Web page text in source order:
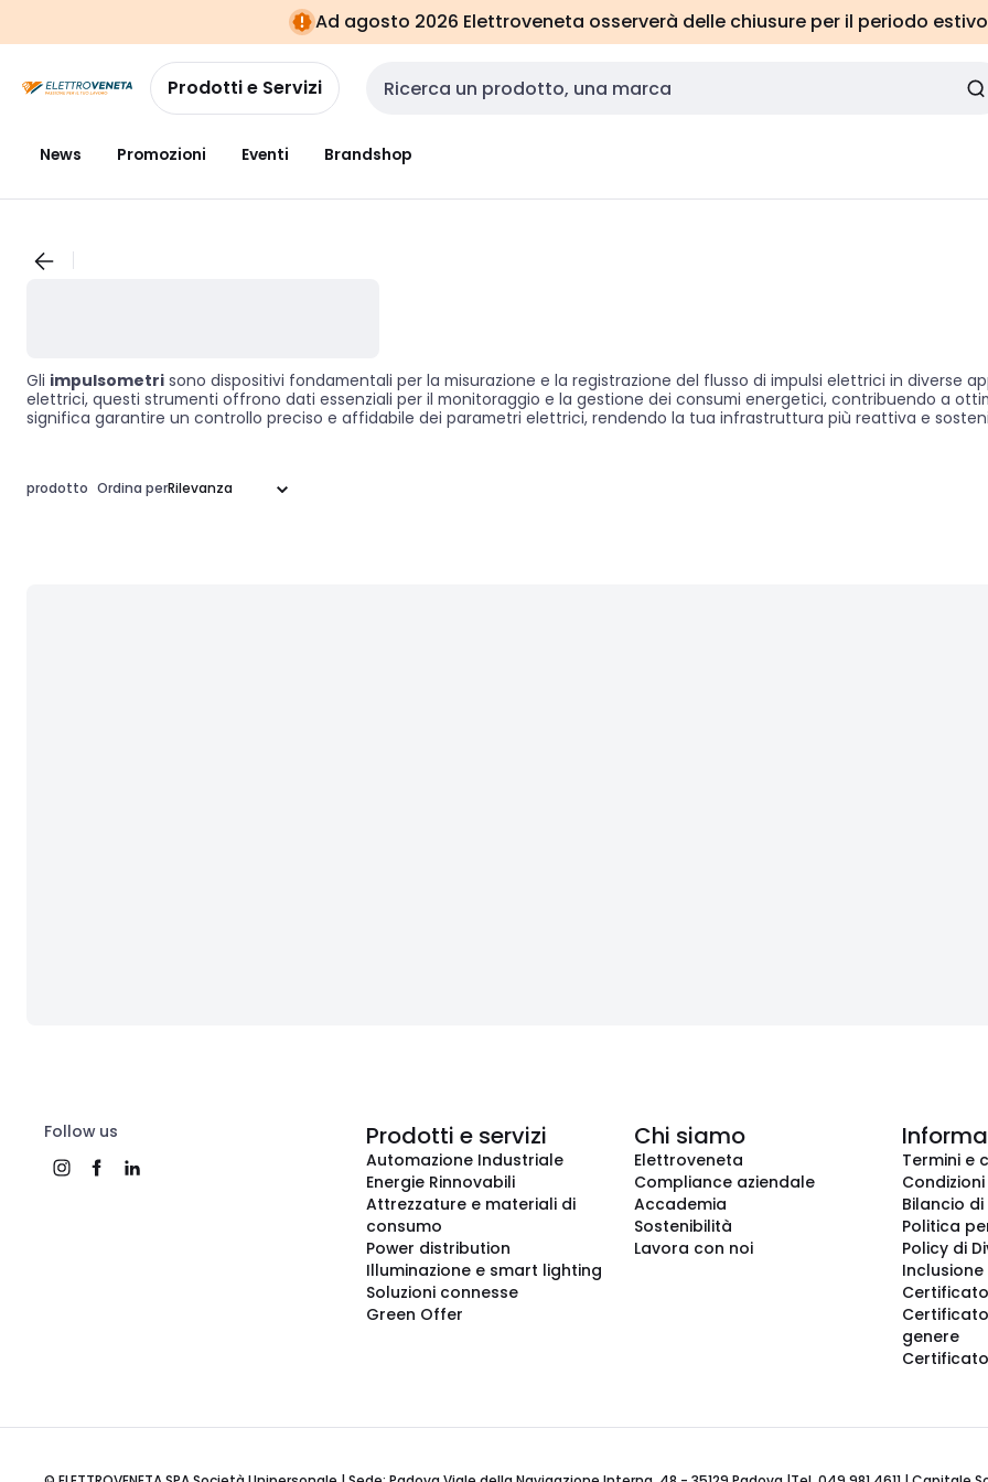
navigazionealla
pagina
Ad agosto 2026 Elettroveneta osserverà delle chiusure per il periodo
Prodotti e Servizi Cerca input
News Promozioni Eventi Brandshop
Gli impulsometri sono dispositivi fondamentali per la misurazione e la registrazione del flusso di impulsi elettrici in diverse
elettrici, questi strumenti offrono dati essenziali per il monitoraggio e la gestione dei consumi energetici, contribuendo a
significa garantire un controllo preciso e affidabile dei parametri elettrici, rendendo la tua infrastruttura più reattiva e
prodotto Ordina per
Follow us Prodotti e servizi
Automazione Industriale
Energie Rinnovabili
Attrezzature e materiali di
consumo
Power distribution
Illuminazione e smart lighting
Soluzioni connesse
Green Offer
Chi siamo
Elettroveneta
Compliance aziendale
Accademia
Sostenibilità
Lavora con noi
Termini e
Bilancio
Politica
Policy di
Inclusione
genere
Certificato